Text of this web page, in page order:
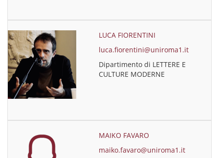
LUCA FIORENTINI
luca.fiorentini@uniroma1.it
Dipartimento di LETTERE E
CULTURE MODERNE
MAIKO FAVARO
maiko.favaro@uniroma1.it